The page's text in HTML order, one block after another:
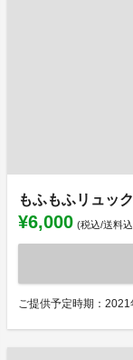
もふもふリュッ
¥6,000 (税込/送料
ご提供予定時期：